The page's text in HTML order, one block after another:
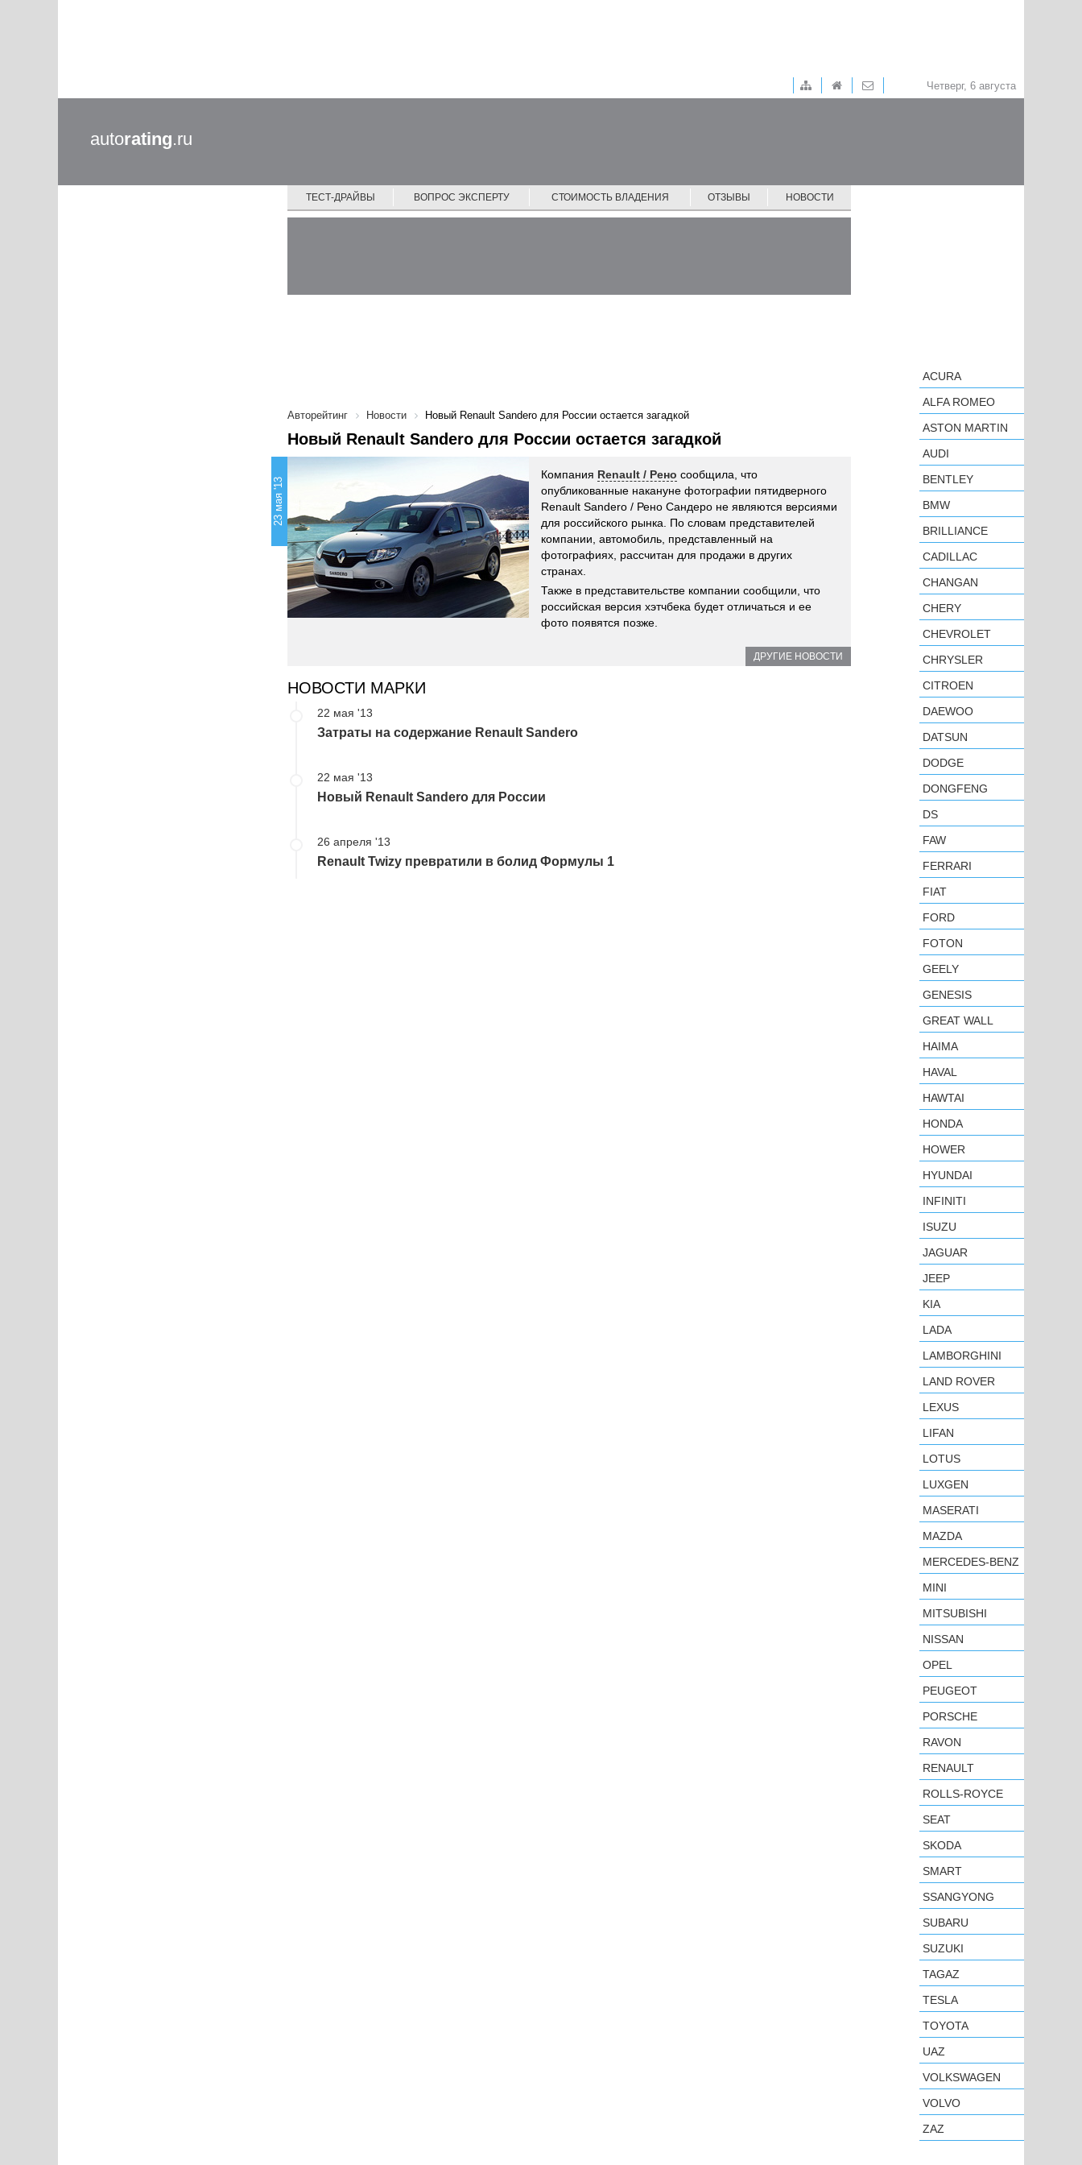
Четверг, 6 августа
autorating.ru
ТЕСТ-ДРАЙВЫ ВОПРОС ЭКСПЕРТУ СТОИМОСТЬ ВЛАДЕНИЯ ОТЗЫВЫ НОВОСТИ
Авторейтинг Новости Новый Renault Sandero для России остается загадкой
Новый Renault Sandero для России остается загадкой
23 мая '13
Компания Renault / Рено сообщила, что
опубликованные накануне фотографии пятидверного
Renault Sandero / Рено Сандеро не являются версиями
для российского рынка. По словам представителей
компании, автомобиль, представленный на
фотографиях, рассчитан для продажи в других
странах.
Также в представительстве компании сообщили, что
российская версия хэтчбека будет отличаться и ее
фото появятся позже.
ДРУГИЕ НОВОСТИ
НОВОСТИ МАРКИ
22 мая '13
Затраты на содержание Renault Sandero
22 мая '13
Новый Renault Sandero для России
26 апреля '13
Renault Twizy превратили в болид Формулы 1
ACURA
ALFA ROMEO
ASTON MARTIN
AUDI
BENTLEY
BMW
BRILLIANCE
CADILLAC
CHANGAN
CHERY
CHEVROLET
CHRYSLER
CITROEN
DAEWOO
DATSUN
DODGE
DONGFENG
DS
FAW
FERRARI
FIAT
FORD
FOTON
GEELY
GENESIS
GREAT WALL
HAIMA
HAVAL
HAWTAI
HONDA
HOWER
HYUNDAI
INFINITI
ISUZU
JAGUAR
JEEP
KIA
LADA
LAMBORGHINI
LAND ROVER
LEXUS
LIFAN
LOTUS
LUXGEN
MASERATI
MAZDA
MERCEDES-BENZ
MINI
MITSUBISHI
NISSAN
OPEL
PEUGEOT
PORSCHE
RAVON
RENAULT
ROLLS-ROYCE
SEAT
SKODA
SMART
SSANGYONG
SUBARU
SUZUKI
TAGAZ
TESLA
TOYOTA
UAZ
VOLKSWAGEN
VOLVO
ZAZ